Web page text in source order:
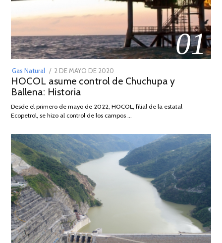
01
Gas Natural
POSTED
ON
2 DE MAYO DE 2020
DE
2026
HOCOL asume control de Chuchupa y
Ballena: Historia
Desde el primero de mayo de 2022, HOCOL, filial de la estatal
Ecopetrol, se hizo al control de los campos …